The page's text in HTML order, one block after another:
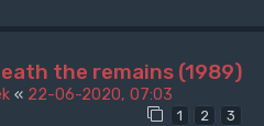
the remains (1989)
« 22-06-2020, 07:03
1 2 3